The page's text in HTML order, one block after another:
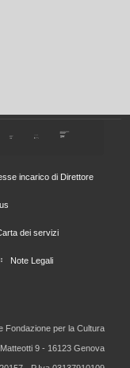
incarico di Direttore
dei servizi
Note Legali
Fondazione per la Cultura
9 - 16123 Genova